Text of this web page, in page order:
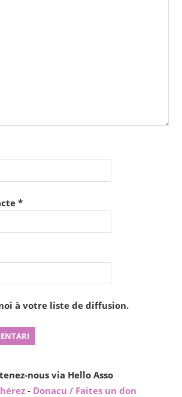
*
à votre liste de diffusion.
nous via Hello Asso
- Donacu / Faites un don